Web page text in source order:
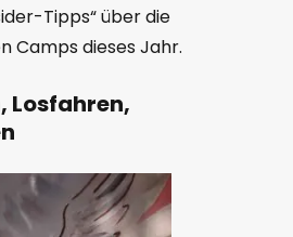
Tipps“ über die
Camps dieses Jahr.
Losfahren,